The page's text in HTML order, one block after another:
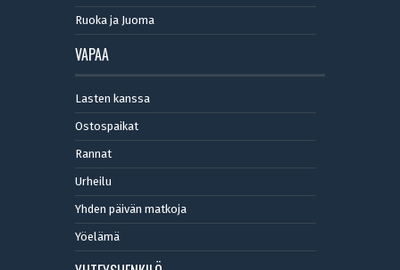
Ruoka ja Juoma
VAPAA
Lasten kanssa
Ostospaikat
Rannat
Urheilu
Yhden päivän matkoja
Yöelämä